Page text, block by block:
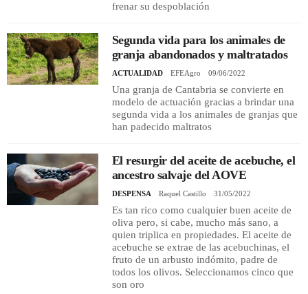
frenar su despoblación
Segunda vida para los animales de
granja abandonados y maltratados
ACTUALIDAD EFEAgro 09/06/2022
Una granja de Cantabria se convierte en
modelo de actuación gracias a brindar una
segunda vida a los animales de granjas que
han padecido maltratos
El resurgir del aceite de acebuche, el
ancestro salvaje del AOVE
DESPENSA Raquel Castillo 31/05/2022
Es tan rico como cualquier buen aceite de
oliva pero, si cabe, mucho más sano, a
quien triplica en propiedades. El aceite de
acebuche se extrae de las acebuchinas, el
fruto de un arbusto indómito, padre de
todos los olivos. Seleccionamos cinco que
son oro